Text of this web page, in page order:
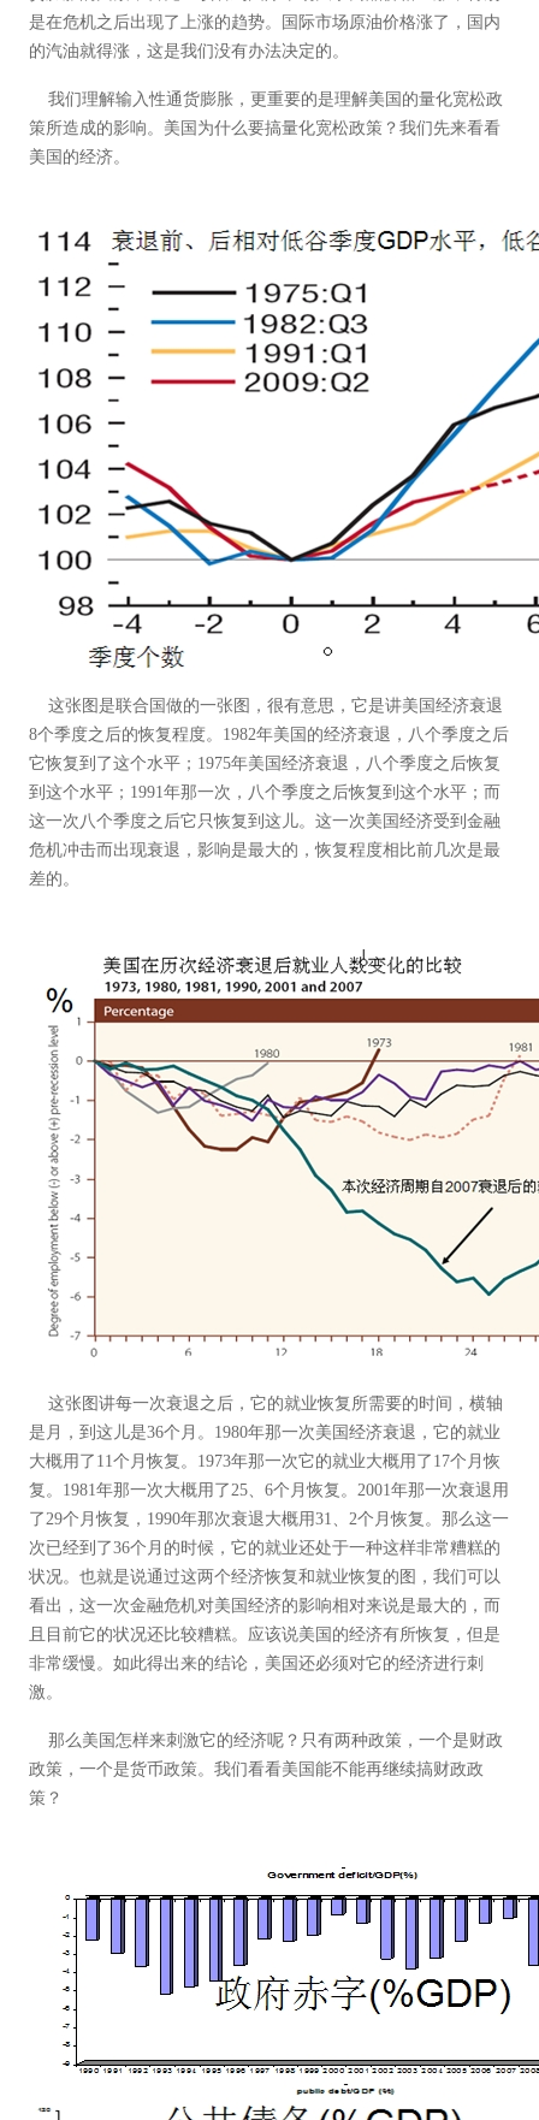
是在危机之后出现了上涨的趋势。国际市场原油价格涨了，国内
的汽油就得涨，这是我们没有办法决定的。
我们理解输入性通货膨胀，更重要的是理解美国的量化宽松政
策所造成的影响。美国为什么要搞量化宽松政策？我们先来看看
美国的经济。
这张图是联合国做的一张图，很有意思，它是讲美国经济衰退
8个季度之后的恢复程度。1982年美国的经济衰退，八个季度之后
它恢复到了这个水平；1975年美国经济衰退，八个季度之后恢复
到这个水平；1991年那一次，八个季度之后恢复到这个水平；而
这一次八个季度之后它只恢复到这儿。这一次美国经济受到金融
危机冲击而出现衰退，影响是最大的，恢复程度相比前几次是最
差的。
这张图讲每一次衰退之后，它的就业恢复所需要的时间，横轴
是月，到这儿是36个月。1980年那一次美国经济衰退，它的就业
大概用了11个月恢复。1973年那一次它的就业大概用了17个月恢
复。1981年那一次大概用了25、6个月恢复。2001年那一次衰退用
了29个月恢复，1990年那次衰退大概用31、2个月恢复。那么这一
次已经到了36个月的时候，它的就业还处于一种这样非常糟糕的
状况。也就是说通过这两个经济恢复和就业恢复的图，我们可以
看出，这一次金融危机对美国经济的影响相对来说是最大的，而
且目前它的状况还比较糟糕。应该说美国的经济有所恢复，但是
非常缓慢。如此得出来的结论，美国还必须对它的经济进行刺
激。
那么美国怎样来刺激它的经济呢？只有两种政策，一个是财政
政策，一个是货币政策。我们看看美国能不能再继续搞财政政
策？